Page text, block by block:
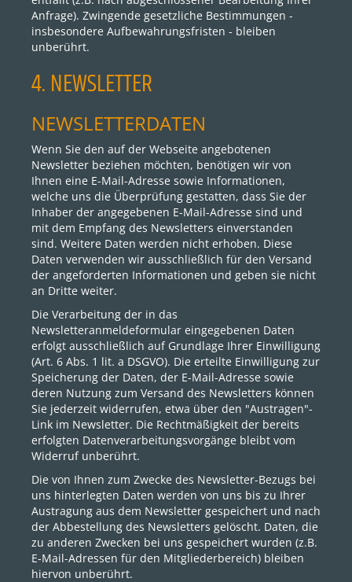
Anfrage). Zwingende gesetzliche Bestimmungen -
insbesondere Aufbewahrungsfristen - bleiben
unberührt.
4. NEWSLETTER
NEWSLETTERDATEN
Wenn Sie den auf der Webseite angebotenen
Newsletter beziehen möchten, benötigen wir von
Ihnen eine E-Mail-Adresse sowie Informationen,
welche uns die Überprüfung gestatten, dass Sie der
Inhaber der angegebenen E-Mail-Adresse sind und
mit dem Empfang des Newsletters einverstanden
sind. Weitere Daten werden nicht erhoben. Diese
Daten verwenden wir ausschließlich für den Versand
der angeforderten Informationen und geben sie nicht
an Dritte weiter.
Die Verarbeitung der in das
Newsletteranmeldeformular eingegebenen Daten
erfolgt ausschließlich auf Grundlage Ihrer Einwilligung
(Art. 6 Abs. 1 lit. a DSGVO). Die erteilte Einwilligung zur
Speicherung der Daten, der E-Mail-Adresse sowie
deren Nutzung zum Versand des Newsletters können
Sie jederzeit widerrufen, etwa über den "Austragen"-
Link im Newsletter. Die Rechtmäßigkeit der bereits
erfolgten Datenverarbeitungsvorgänge bleibt vom
Widerruf unberührt.
Die von Ihnen zum Zwecke des Newsletter-Bezugs bei
uns hinterlegten Daten werden von uns bis zu Ihrer
Austragung aus dem Newsletter gespeichert und nach
der Abbestellung des Newsletters gelöscht. Daten, die
zu anderen Zwecken bei uns gespeichert wurden (z.B.
E-Mail-Adressen für den Mitgliederbereich) bleiben
hiervon unberührt.